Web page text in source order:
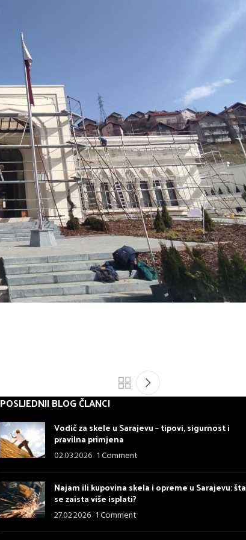
POSLJEDNJI BLOG ČLANCI
Vodič za skele u Sarajevu – tipovi, sigurnost i
pravilna primjena
02.03.2026 1 Comment
Najam ili kupovina skela i opreme u Sarajevu: šta
se zaista više isplati?
27.02.2026 1 Comment